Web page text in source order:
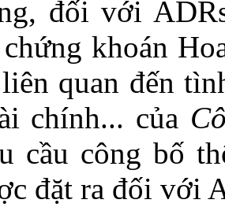
đối với
khoán
quan đến
chính... của
cầu công bố
đặt ra đối với